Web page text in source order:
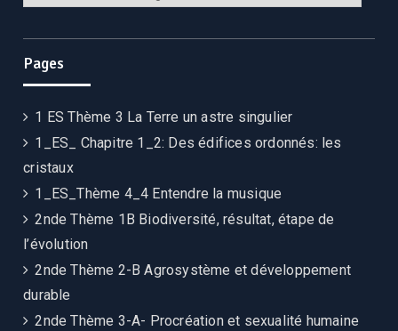
Pages
1 ES Thème 3 La Terre un astre singulier
1_ES_ Chapitre 1_2: Des édifices ordonnés: les
cristaux
1_ES_Thème 4_4 Entendre la musique
2nde Thème 1B Biodiversité, résultat, étape de
l’évolution
2nde Thème 2-B Agrosystème et développement
durable
2nde Thème 3-A- Procréation et sexualité humaine